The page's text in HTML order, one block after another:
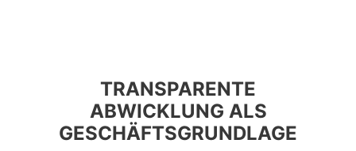
TRANSPARENTE
ABWICKLUNG ALS
GESCHÄFTSGRUNDLAGE